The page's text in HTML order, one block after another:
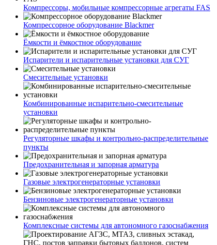
Компрессоры, мобильные компрессорные агрегаты FAS
Компрессорное оборудование Blackmer
Ёмкости и ёмкостное оборудование
Испарители и испарительные установки для СУГ
Смесительные установки
Комбинированные испарительно-смесительные
установки
Регуляторные шкафы и контрольно-распределительные
пункты
Предохранительная и запорная арматура
Газовые электрогенераторные установки
Бензиновые электрогенераторные установки
Комплексные системы для автономного газоснабжения